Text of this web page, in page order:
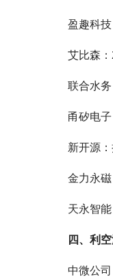
盈趣科技
艾比森：
联合水
甬矽电子
新开源
金力永磁
天永智
四、利
中微公